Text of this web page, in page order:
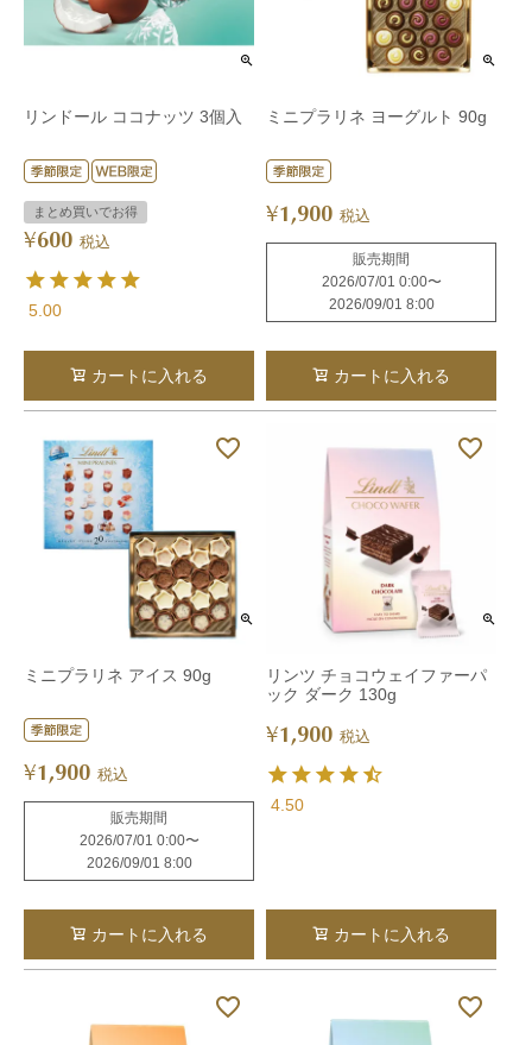
リンドール ココナッツ 3個入
まとめ買いでお得
¥600 税込
5.00
カートに入れる
ミニプラリネ ヨーグルト 90g
¥1,900 税込
販売期間
2026/07/01 0:00〜
2026/09/01 8:00
カートに入れる
ミニプラリネ アイス 90g
¥1,900 税込
販売期間
2026/07/01 0:00〜
2026/09/01 8:00
カートに入れる
リンツ チョコウェイファーパ
ック ダーク 130g
¥1,900 税込
4.50
カートに入れる